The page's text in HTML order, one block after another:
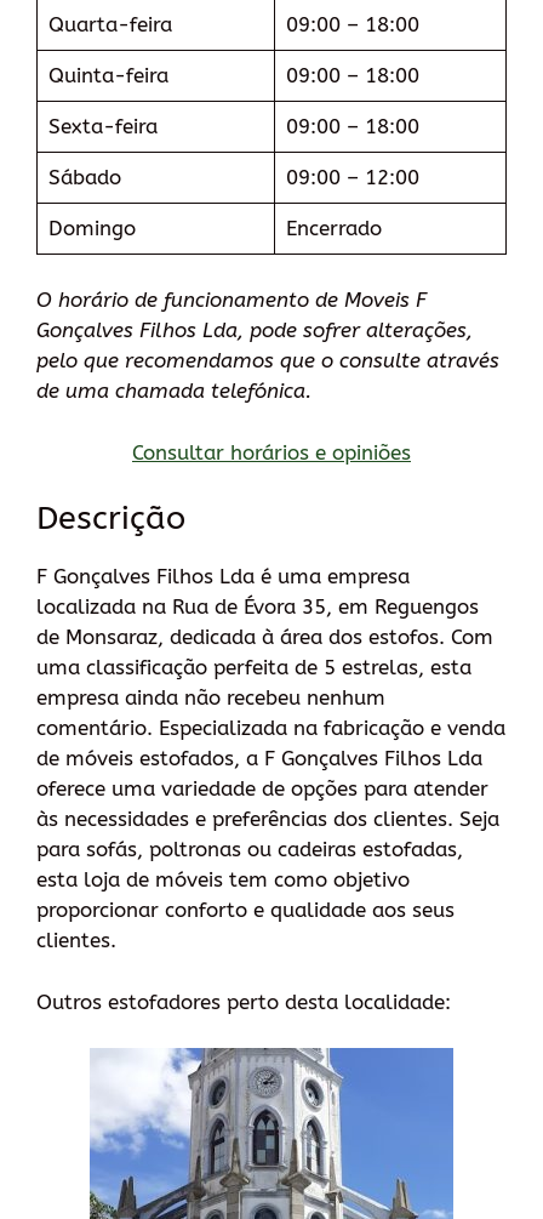
Quarta-feira 09:00 – 18:00
Quinta-feira 09:00 – 18:00
Sexta-feira 09:00 – 18:00
Sábado 09:00 – 12:00
Domingo Encerrado
O horário de funcionamento de Moveis F
Gonçalves Filhos Lda, pode sofrer alterações,
pelo que recomendamos que o consulte através
de uma chamada telefónica.
Consultar horários e opiniões
Descrição
F Gonçalves Filhos Lda é uma empresa
localizada na Rua de Évora 35, em Reguengos
de Monsaraz, dedicada à área dos estofos. Com
uma classificação perfeita de 5 estrelas, esta
empresa ainda não recebeu nenhum
comentário. Especializada na fabricação e venda
de móveis estofados, a F Gonçalves Filhos Lda
oferece uma variedade de opções para atender
às necessidades e preferências dos clientes. Seja
para sofás, poltronas ou cadeiras estofadas,
esta loja de móveis tem como objetivo
proporcionar conforto e qualidade aos seus
clientes.
Outros estofadores perto desta localidade: